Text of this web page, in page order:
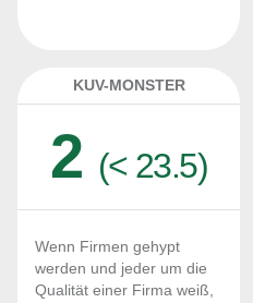
KUV-MONSTER
2 (< 23.5)
Wenn Firmen gehypt
werden und jeder um die
Qualität einer Firma weiß,